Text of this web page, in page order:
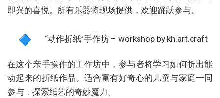
即兴的喜悦。所有乐器将现场提供，欢迎踊跃参与。
“动作折纸”手作坊 – workshop by kh.art.craft
在这个亲手操作的工作坊中，参与者将学习如何折出能
动起来的折纸作品。适合富有好奇心的儿童与家庭一同
参与，探索纸艺的奇妙魔力。